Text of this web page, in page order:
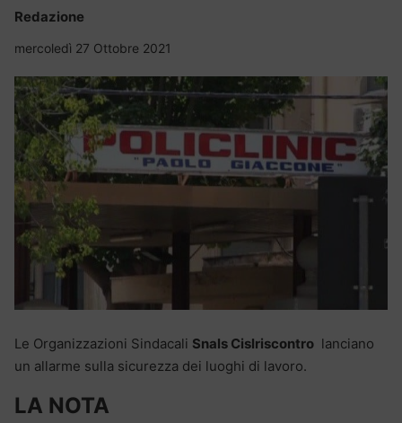
Redazione
mercoledì 27 Ottobre 2021
Le Organizzazioni Sindacali Snals Cislriscontro lanciano
un allarme sulla sicurezza dei luoghi di lavoro.
LA NOTA